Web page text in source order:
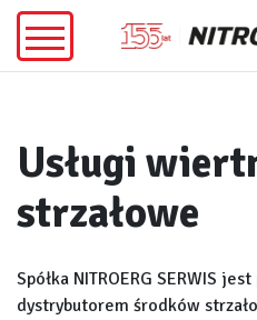
Usługi
strzałowe
Spółka NITROERG SERWIS
dystrybutorem środków